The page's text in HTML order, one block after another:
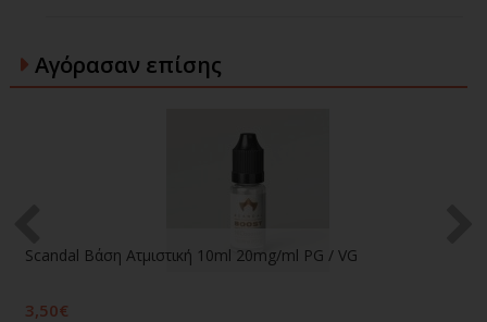
Αγόρασαν επίσης
Scandal Βάση Ατμιστική 10ml 20mg/ml PG / VG
3,50€